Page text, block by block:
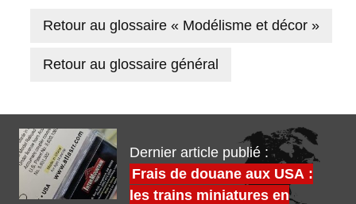
Retour au glossaire « Modélisme et décor »
Retour au glossaire général
Dernier article publié :
Frais de douane aux USA :
les trains miniatures en